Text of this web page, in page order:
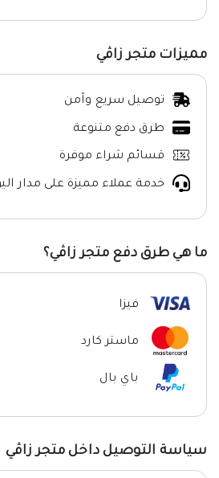
مميزات متجر زاڤي
توصيل سريع وآمن
طرق دفع متنوعة
قسائم شراء موفرة
خدمة عملاء مميزة على مدار
ما هي طرق دفع متجر زاڤي؟
فيزا
ماستر كارد
باي بال
سياسة التوصيل داخل متجر زاڤي